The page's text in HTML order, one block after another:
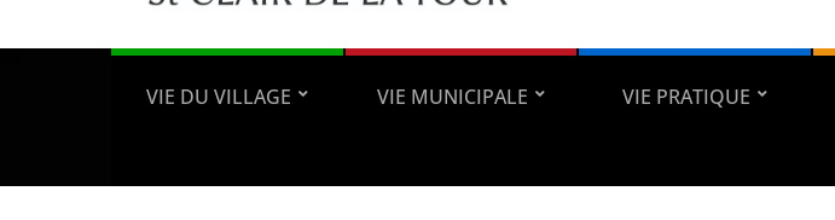
VIE DU VILLAGE VIE MUNICIPALE VIE PRATIQUE